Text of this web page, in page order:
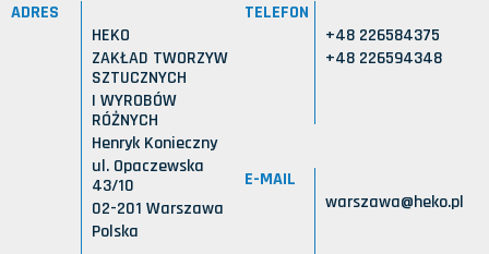
ADRES
HEKO
ZAKŁAD TWORZYW
SZTUCZNYCH
I WYROBÓW
RÓŻNYCH
Henryk Konieczny
ul. Opaczewska
43/10
02-201 Warszawa
Polska
TELEFON
+48 226584375
+48 226594348
E-MAIL
warszawa@heko.pl